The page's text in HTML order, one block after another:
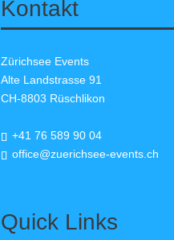
Kontakt
Zürichsee Events
Alte Landstrasse 91
CH-8803 Rüschlikon
+41 76 589 90 04
office@zuerichsee-events.ch
Quick Links